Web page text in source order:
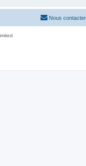
Nous contacter